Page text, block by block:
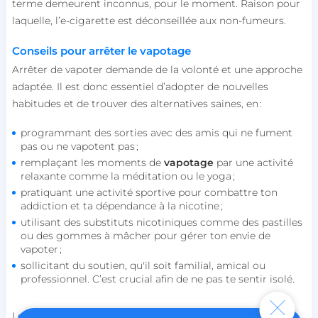
terme demeurent inconnus, pour le moment. Raison pour
laquelle, l’e-cigarette est déconseillée aux non-fumeurs.
Conseils pour arrêter le vapotage
Arrêter de vapoter demande de la volonté et une approche
adaptée. Il est donc essentiel d’adopter de nouvelles
habitudes et de trouver des alternatives saines, en :
programmant des sorties avec des amis qui ne fument
pas ou ne vapotent pas ;
remplaçant les moments devapotage par une activité
relaxante comme la méditation ou le yoga ;
pratiquant une activité sportive pour combattre ton
addiction et ta dépendance à la nicotine ;
utilisant des substituts nicotiniques comme des pastilles
ou des gommes à mâcher pour gérer ton envie de
vapoter ;
sollicitant du soutien, qu'il soit familial, amical ou
professionnel. C’est crucial afin de ne pas te sentir isolé.
comptes. Le site Web ne peut pas être utilisé
correctement sans les cookies strictement
Nom
session_uuid
beta-front.heyme.care
accounts.livechat.com
to_event_consent_id
.heyme.care
__cf_bm
Cloudflare Inc.
Politique de confidentialité de